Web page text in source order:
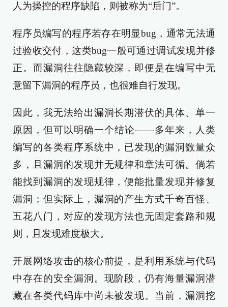
人为操控的程序缺陷，则被称为“后门”。
程序员编写的程序若存在明显bug，通常无法通
过验收交付，这类bug一般可通过调试发现并修
正。而漏洞往往隐藏较深，即便是在编写中无
意留下漏洞的程序员，也很难自行发现。
因此，我无法给出漏洞长期潜伏的具体、单一
原因，但可以明确一个结论——多年来，人类
编写的各类程序系统中，已发现的漏洞数量众
多，且漏洞的发现并无规律和章法可循。倘若
能找到漏洞的发现规律，便能批量发现并修复
漏洞；但实际上，漏洞的产生方式千奇百怪、
五花八门，对应的发现方法也无固定套路和规
则，且发现难度极大。
开展网络攻击的核心前提，是利用系统与代码
中存在的安全漏洞。现阶段，仍有海量漏洞潜
藏在各类代码库中尚未被发现。当前，漏洞挖